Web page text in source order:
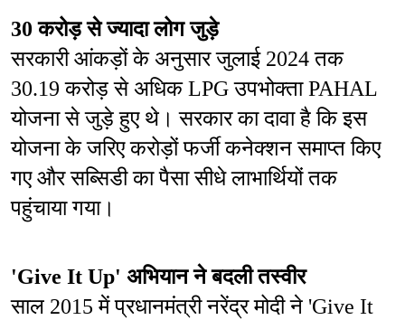
30 करोड़ से ज्यादा लोग जुड़े
सरकारी आंकड़ों के अनुसार जुलाई 2024 तक
30.19 करोड़ से अधिक LPG उपभोक्ता PAHAL
योजना से जुड़े हुए थे। सरकार का दावा है कि इस
योजना के जरिए करोड़ों फर्जी कनेक्शन समाप्त किए
गए और सब्सिडी का पैसा सीधे लाभार्थियों तक
पहुंचाया गया।
'Give It Up' अभियान ने बदली तस्वीर
साल 2015 में प्रधानमंत्री नरेंद्र मोदी ने 'Give It